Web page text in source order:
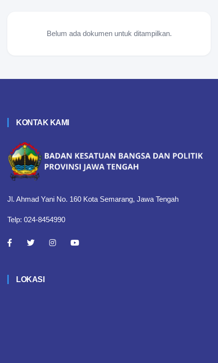
Belum ada dokumen untuk ditampilkan.
KONTAK KAMI
Jl. Ahmad Yani No. 160 Kota Semarang, Jawa Tengah
Telp: 024-8454990
LOKASI